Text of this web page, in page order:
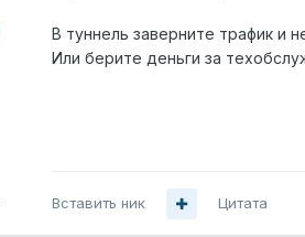
В туннель заверните трафик и
Или берите деньги за
Вставить ник Цитата